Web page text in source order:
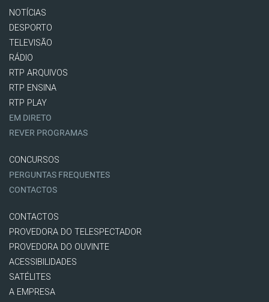
NOTÍCIAS
DESPORTO
TELEVISÃO
RÁDIO
RTP ARQUIVOS
RTP ENSINA
RTP PLAY
EM DIRETO
REVER PROGRAMAS
CONCURSOS
PERGUNTAS FREQUENTES
CONTACTOS
CONTACTOS
PROVEDORA DO TELESPECTADOR
PROVEDORA DO OUVINTE
ACESSIBILIDADES
SATÉLITES
A EMPRESA